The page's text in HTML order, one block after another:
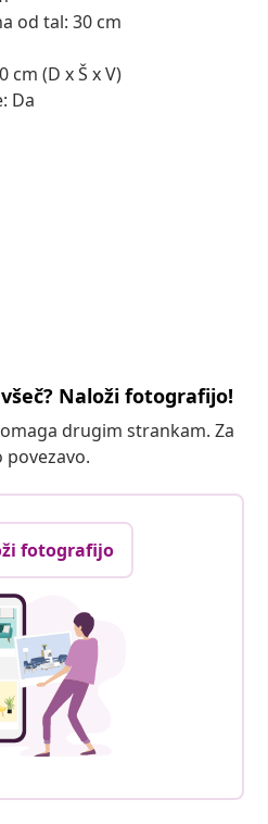
od tal: 30 cm
cm (D x Š x V)
Da
Naloži fotografijo!
drugim strankam. Za
fotografijo